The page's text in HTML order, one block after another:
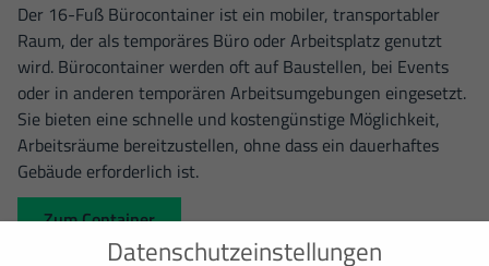
Der 16-Fuß Bürocontainer ist ein mobiler, transportabler
Raum, der als temporäres Büro oder Arbeitsplatz genutzt
wird. Bürocontainer werden oft auf Baustellen, bei Events
oder in anderen temporären Arbeitsumgebungen eingesetzt.
Sie bieten eine schnelle und kostengünstige Möglichkeit,
Arbeitsräume bereitzustellen, ohne dass ein dauerhaftes
Gebäude erforderlich ist.
Zum Container
Datenschutzeinstellungen